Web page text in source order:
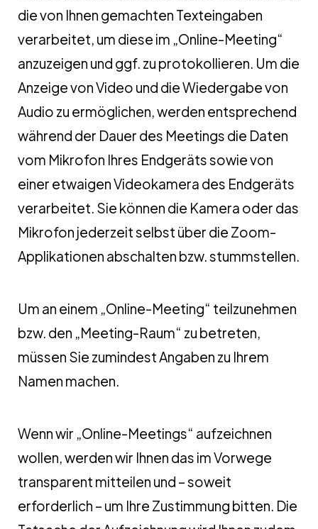
die von Ihnen gemachten Texteingaben
verarbeitet, um diese im „Online-Meeting“
anzuzeigen und ggf. zu protokollieren. Um die
Anzeige von Video und die Wiedergabe von
Audio zu ermöglichen, werden entsprechend
während der Dauer des Meetings die Daten
vom Mikrofon Ihres Endgeräts sowie von
einer etwaigen Videokamera des Endgeräts
verarbeitet. Sie können die Kamera oder das
Mikrofon jederzeit selbst über die Zoom-
Applikationen abschalten bzw. stummstellen.
Um an einem „Online-Meeting“ teilzunehmen
bzw. den „Meeting-Raum“ zu betreten,
müssen Sie zumindest Angaben zu Ihrem
Namen machen.
Wenn wir „Online-Meetings“ aufzeichnen
wollen, werden wir Ihnen das im Vorwege
transparent mitteilen und – soweit
erforderlich – um Ihre Zustimmung bitten. Die